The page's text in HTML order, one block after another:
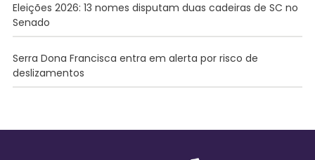
Eleições 2026: 13 nomes disputam duas cadeiras de SC no
Senado
Serra Dona Francisca entra em alerta por risco de
deslizamentos